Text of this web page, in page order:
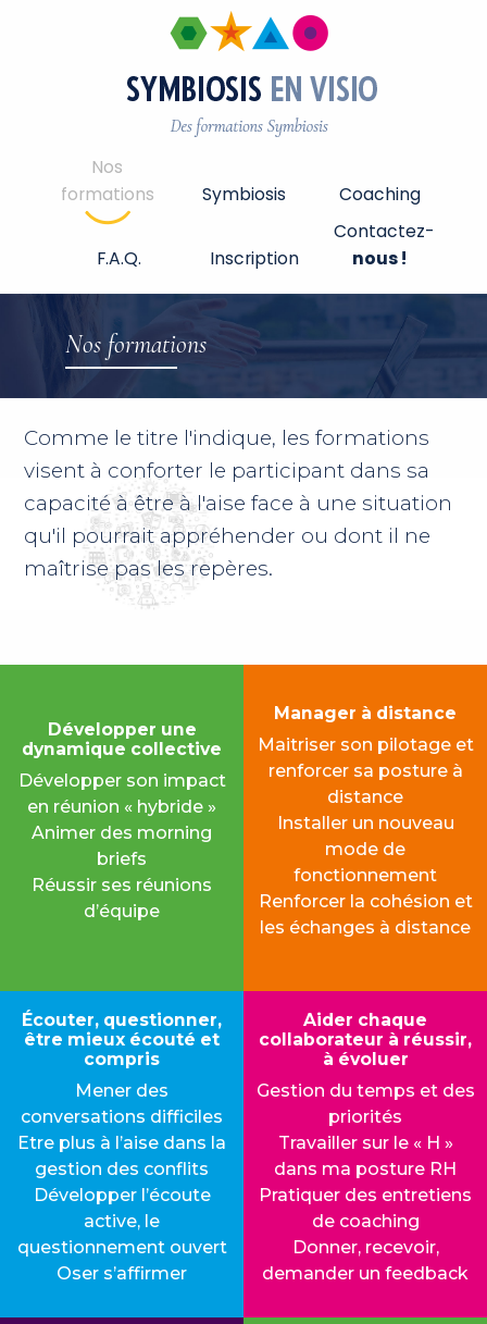
Nos
formations
Symbiosis Coaching
F.A.Q. Inscription
Contactez-
nous !
Nos formations
Comme le titre l'indique, les formations
visent à conforter le participant dans sa
capacité à être à l'aise face à une situation
qu'il pourrait appréhender ou dont il ne
maîtrise pas les repères.
Développer une
dynamique collective
Développer son impact
en réunion « hybride »
Animer des morning
briefs
Réussir ses réunions
d’équipe
Manager à distance
Maitriser son pilotage et
renforcer sa posture à
distance
Installer un nouveau
mode de
fonctionnement
Renforcer la cohésion et
les échanges à distance
Écouter, questionner,
être mieux écouté et
compris
Mener des
conversations difficiles
Etre plus à l’aise dans la
gestion des conflits
Développer l’écoute
active, le
questionnement ouvert
Oser s’affirmer
Aider chaque
collaborateur à réussir,
à évoluer
Gestion du temps et des
priorités
Travailler sur le « H »
dans ma posture RH
Pratiquer des entretiens
de coaching
Donner, recevoir,
demander un feedback